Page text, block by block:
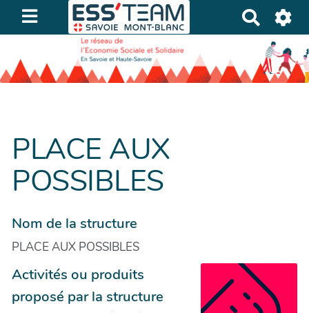
e
c
h
e
PLACE AUX
POSSIBLES
Nom de la structure
PLACE AUX POSSIBLES
Activités ou produits
proposé par la structure